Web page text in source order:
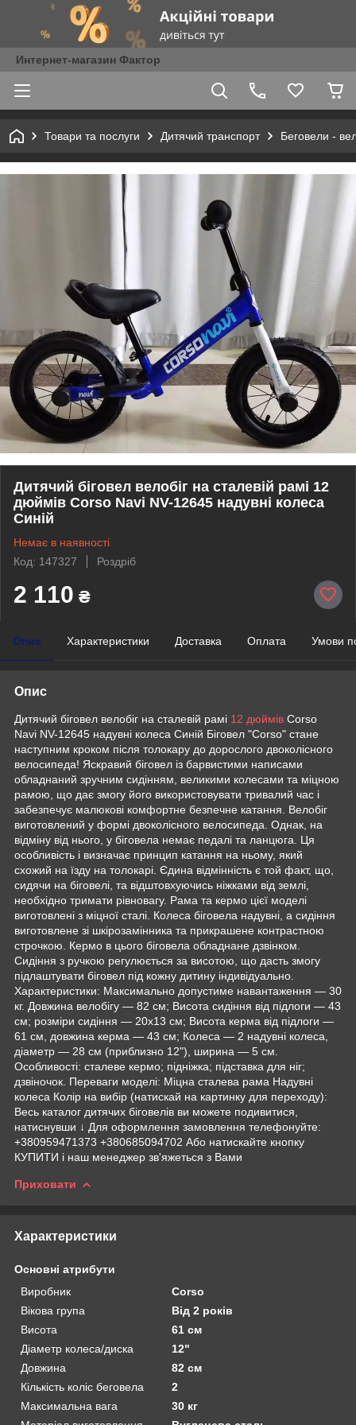
Интернет-магазин Фактор
Товари та послуги Дитячий транспорт Беговели -
Дитячий біговел велобіг на сталевій рамі 12
дюймів Corso Navi NV-12645 надувні колеса
Синій
Немає в наявності
Код: 147327
Роздріб
2 110 ₴
Опис Характеристики Доставка Оплата Умови
Опис
Дитячий біговел велобіг на сталевій рамі 12 дюймів Corso
Navi NV-12645 надувні колеса Синій Біговел "Corso" стане
наступним кроком після толокару до дорослого двоколісного
велосипеда! Яскравий біговел із барвистими написами
обладнаний зручним сидінням, великими колесами та міцною
рамою, що дає змогу його використовувати тривалий час і
забезпечує малюкові комфортне безпечне катання. Велобіг
виготовлений у формі двоколісного велосипеда. Однак, на
відміну від нього, у біговела немає педалі та ланцюга. Ця
особливість і визначає принцип катання на ньому, який
схожий на їзду на толокарі. Єдина відмінність є той факт, що,
сидячи на біговелі, та відштовхуючись ніжками від землі,
необхідно тримати рівновагу. Рама та кермо цієї моделі
виготовлені з міцної сталі. Колеса біговела надувні, а сидіння
виготовлене зі шкірозамінника та прикрашене контрастною
строчкою. Кермо в цього біговела обладнане дзвінком.
Сидіння з ручкою регулюється за висотою, що дасть змогу
підлаштувати біговел під кожну дитину індивідуально.
Характеристики: Максимально допустиме навантаження — 30
кг. Довжина велобігу — 82 см; Висота сидіння від підлоги — 43
см; розміри сидіння — 20х13 см; Висота керма від підлоги —
61 см, довжина керма — 43 см; Колеса — 2 надувні колеса,
діаметр — 28 см (приблизно 12"), ширина — 5 см.
Особливості: сталеве кермо; підніжка; підставка для ніг;
дзвіночок. Переваги моделі: Міцна сталева рама Надувні
колеса Колір на вибір (натискай на картинку для переходу):
Весь каталог дитячих біговелів ви можете подивитися,
натиснувши ↓ Для оформлення замовлення телефонуйте:
+380959471373 +380685094702 Або натискайте кнопку
КУПИТИ і наш менеджер зв'яжеться з Вами
Приховати
Характеристики
Основні атрибути
Виробник
Corso
Вікова група
Від 2 років
Висота
61 см
Діаметр колеса/диска
12"
Довжина
82 см
Кількість коліс беговела
2
Максимальна вага
30 кг